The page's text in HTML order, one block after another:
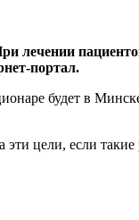
лечении
портал.
будет в
цели, если